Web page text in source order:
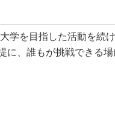
学を目指した活動を続
に、誰もが挑戦できる